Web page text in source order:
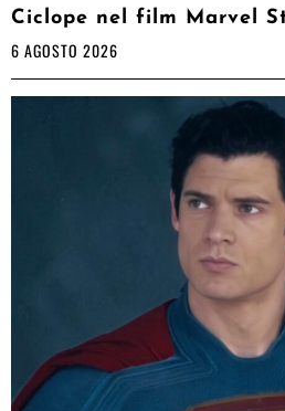
Ciclope nel film Marvel
6 AGOSTO 2026